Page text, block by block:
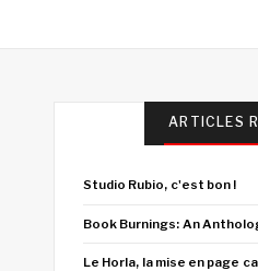
ARTICLES
Studio Rubio, c'est bon !
Book Burnings: An
Le Horla, la mise en page